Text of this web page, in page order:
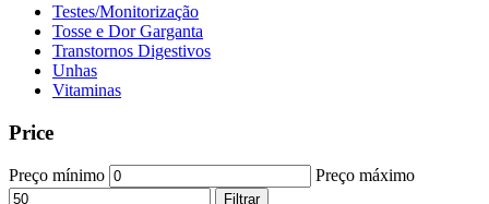
Testes/Monitorização
Tosse e Dor Garganta
Transtornos Digestivos
Unhas
Vitaminas
Price
Preço mínimo Preço máximo
Filtrar